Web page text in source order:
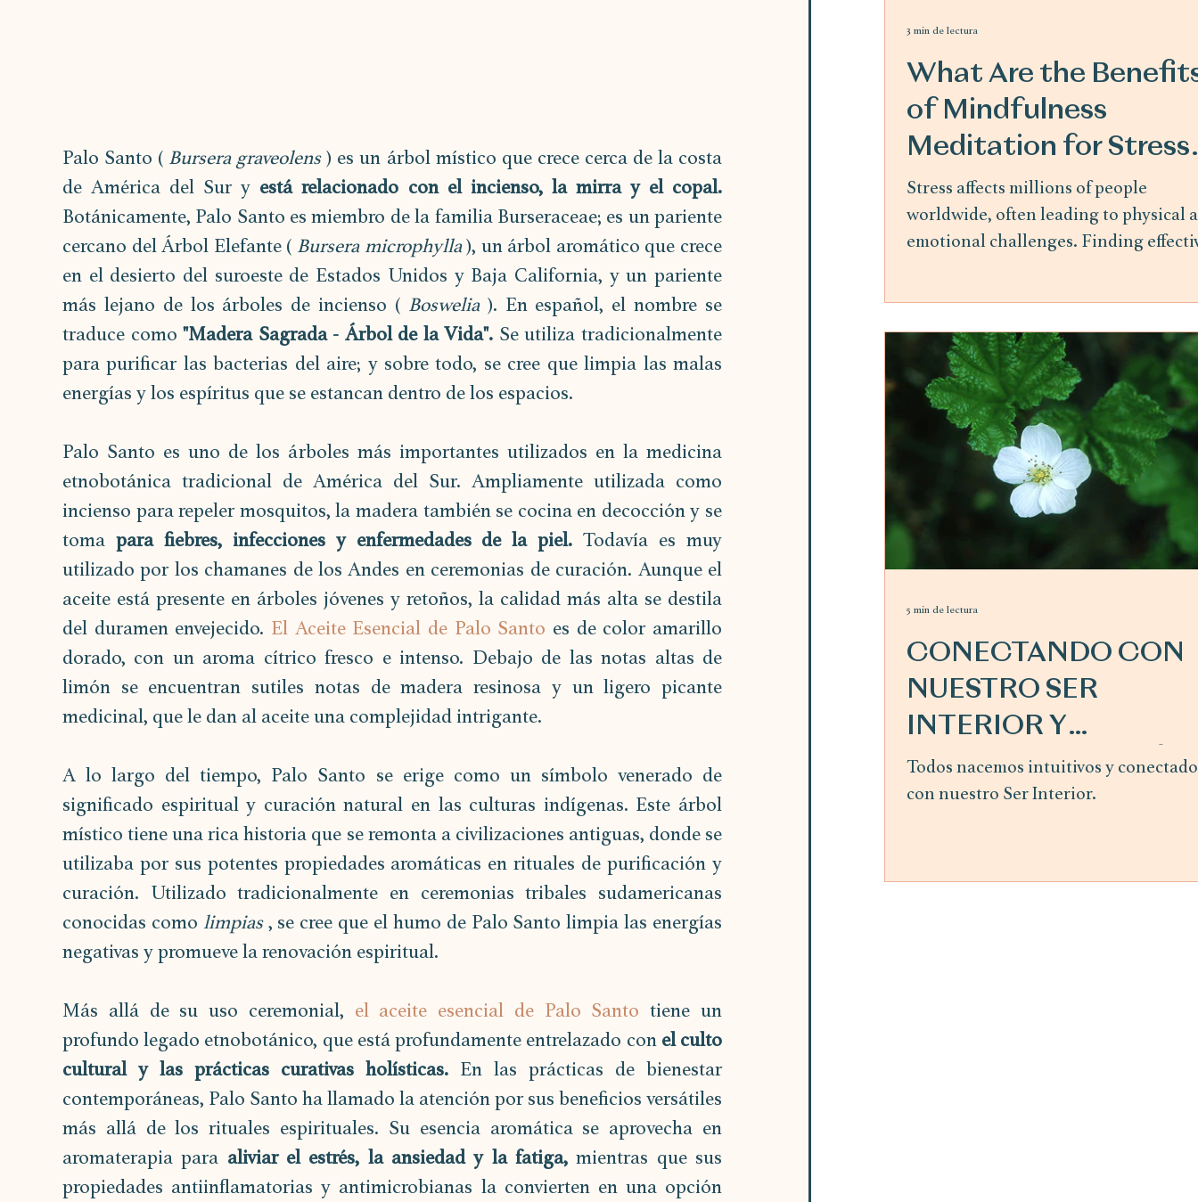
Palo Santo ( Bursera graveolens ) es un árbol místico que crece cerca de la costa
de América del Sur y
Botánicamente, Palo Santo es miembro de la familia Burseraceae; es un pariente
cercano del Árbol Elefante ( Bursera microphylla ), un árbol aromático que crece
en el desierto del suroeste de Estados Unidos y Baja California, y un pariente
más lejano de los árboles de incienso ( Boswelia ). En español, el nombre se
traduce como "Madera Sagrada - Árbol de la Vida". Se utiliza tradicionalmente
para purificar las bacterias del aire; y sobre todo, se cree que limpia las malas
energías y los espíritus que se estancan dentro de los espacios.
Palo Santo es uno de los árboles más importantes utilizados en la medicina
etnobotánica tradicional de América del Sur. Ampliamente utilizada como
incienso para repeler mosquitos, la madera también se cocina en decocción y se
toma para fiebres, infecciones y enfermedades de la piel. Todavía es muy
utilizado por los chamanes de los Andes en ceremonias de curación. Aunque el
aceite está presente en árboles jóvenes y retoños, la calidad más alta se destila
del duramen envejecido. El Aceite Esencial de Palo Santo es de color amarillo
dorado, con un aroma cítrico fresco e intenso. Debajo de las notas altas de
limón se encuentran sutiles notas de madera resinosa y un ligero picante
medicinal, que le dan al aceite una complejidad intrigante.
A lo largo del tiempo, Palo Santo se erige como un símbolo venerado de
significado espiritual y curación natural en las culturas indígenas. Este árbol
místico tiene una rica historia que se remonta a civilizaciones antiguas, donde se
utilizaba por sus potentes propiedades aromáticas en rituales de purificación y
curación. Utilizado tradicionalmente en ceremonias tribales sudamericanas
conocidas como limpias , se cree que el humo de Palo Santo limpia las energías
negativas y promueve la renovación espiritual.
Más allá de su uso ceremonial, el aceite esencial de Palo Santo tiene un
profundo legado etnobotánico, que está profundamente entrelazado con el culto
cultural y las prácticas curativas holísticas. En las prácticas de bienestar
contemporáneas, Palo Santo ha llamado la atención por sus beneficios versátiles
más allá de los rituales espirituales. Su esencia aromática se aprovecha en
aromaterapia para aliviar el estrés, la ansiedad y la fatiga, mientras que sus
propiedades antiinflamatorias y antimicrobianas la convierten en una opción
What Are the
of Mindfulness
Meditation for Stress
Relief
Stress affects millions of people
worldwide, often leading to physical
emotional challenges. Finding
attention as a practical and accessible
method to reduce stress and improve
mental health. This post explores the
benefits of mindfulness meditation
stress relief and offers insights into
it can be integrated into daily life.
Mindfulness Meditation
3 min de lectura
CONECTANDO CON
NUESTRO SER
INTERIOR Y
SIGUIENDO LA GUÍA
INTERIOR ~ mes de
Todos nacemos intuitivos y
con nuestro Ser Interior.
5 min de lectura